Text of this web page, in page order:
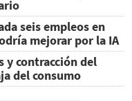
seis empleos en
mejorar por la IA
y contracción del
del consumo